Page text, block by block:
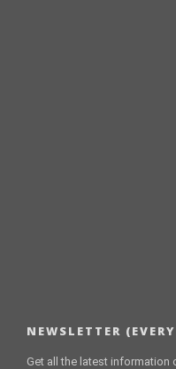
NEWSLETTER
Get all the latest information